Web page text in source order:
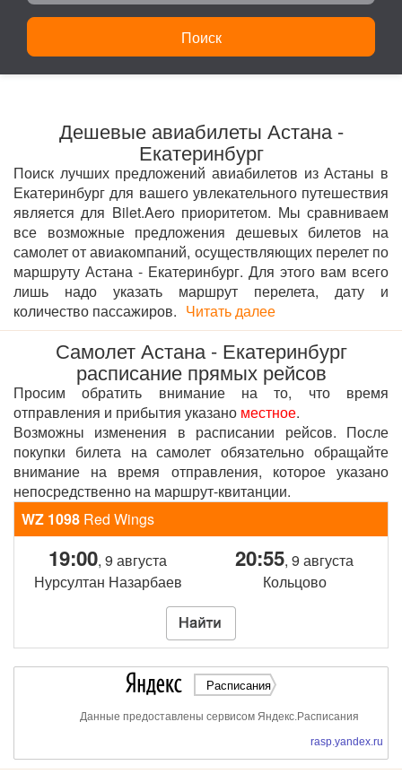
Поиск
Дешевые авиабилеты Астана -
Екатеринбург
Поиск лучших предложений авиабилетов из Астаны в
Екатеринбург для вашего увлекательного путешествия
является для Bilet.Aero приоритетом. Мы сравниваем
все возможные предложения дешевых билетов на
самолет от авиакомпаний, осуществляющих перелет по
маршруту Астана - Екатеринбург. Для этого вам всего
лишь надо указать маршрут перелета, дату и
количество пассажиров. Читать далее
Самолет Астана - Екатеринбург
расписание прямых рейсов
Просим обратить внимание на то, что время
отправления и прибытия указано местное.
Возможны изменения в расписании рейсов. После
покупки билета на самолет обязательно обращайте
внимание на время отправления, которое указано
непосредственно на маршрут-квитанции.
WZ 1098 Red Wings
19:00, 9 августа
Нурсултан Назарбаев
20:55, 9 августа
Кольцово
Расписания
Данные предоставлены сервисом Яндекс.Расписания
rasp.yandex.ru